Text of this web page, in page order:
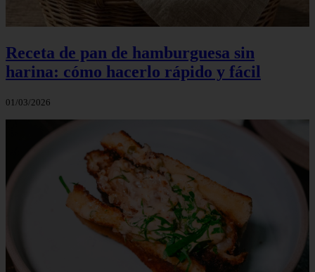
Receta de pan de hamburguesa sin
harina: cómo hacerlo rápido y fácil
01/03/2026